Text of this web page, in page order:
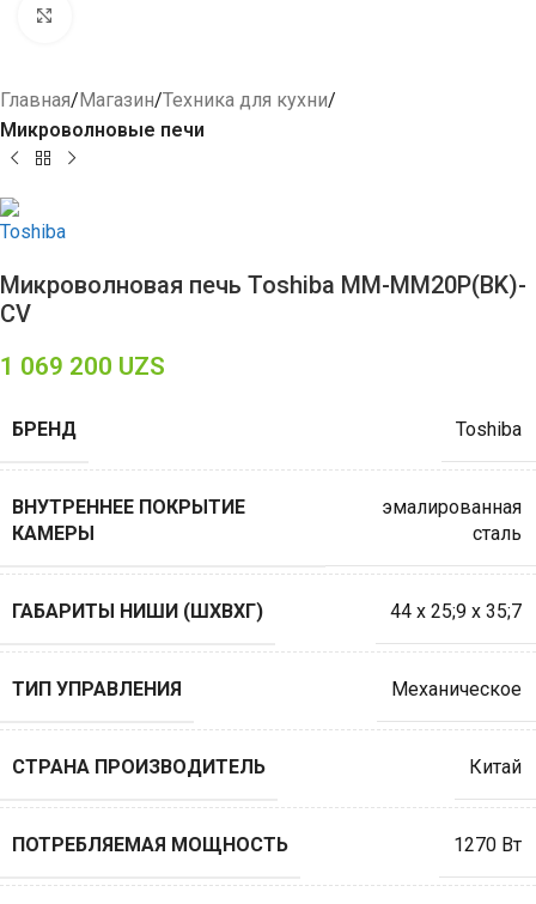
Главная Магазин Техника для кухни
Микроволновые печи
Микроволновая печь Toshiba MM-MM20P(BK)-
CV
1 069 200 UZS
БРЕНД Toshiba
ВНУТРЕННЕЕ ПОКРЫТИЕ
КАМЕРЫ
эмалированная
сталь
ГАБАРИТЫ НИШИ (ШXВXГ) 44 х 25;9 х 35;7
ТИП УПРАВЛЕНИЯ Механическое
СТРАНА ПРОИЗВОДИТЕЛЬ Китай
ПОТРЕБЛЯЕМАЯ МОЩНОСТЬ 1270 Вт